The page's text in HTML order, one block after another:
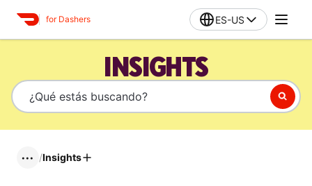
for Dashers ES-US
INSIGHTS
••• /Insights